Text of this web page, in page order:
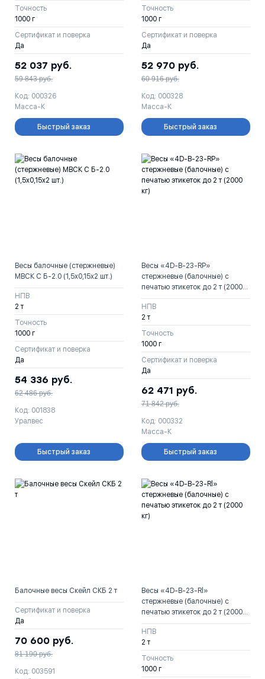
Точность
1000 г
Сертификат и поверка
Да
52 037 руб.
59 843руб.
Код: 000326
Масса-К
Быстрый заказ
Точность
1000 г
Сертификат и поверка
Да
52 970 руб.
60 916руб.
Код: 000328
Масса-К
Быстрый заказ
Весы балочные (стержневые)
МВСК С Б-2.0 (1,5х0,15х2 шт.)
НПВ
2 т
Точность
1000 г
Сертификат и поверка
Да
54 336 руб.
62 486руб.
Код: 001838
Уралвес
Быстрый заказ
Весы «4D-B-23-RP»
стержневые (балочные) с
печатью этикеток до 2 т (2000
кг)
НПВ
2 т
Точность
1000 г
Сертификат и поверка
Да
62 471 руб.
71 842руб.
Код: 000332
Масса-К
Быстрый заказ
Балочные весы Скейл СКБ 2 т
Сертификат и поверка
Да
70 600 руб.
81 190руб.
Код: 003591
Весы «4D-B-23-Rl»
стержневые (балочные) с
печатью этикеток до 2 т (2000
кг)
НПВ
2 т
Точность
1000 г